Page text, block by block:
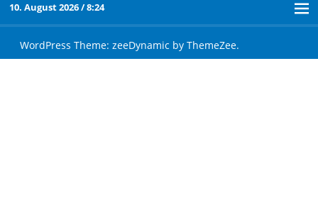
10. August 2026 / 8:24
WordPress Theme: zeeDynamic by ThemeZee.